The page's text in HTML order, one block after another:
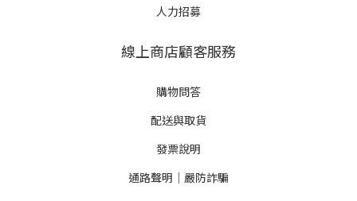
人力招募
線上商店顧客服務
購物問答
配送與取貨
發票說明
通路聲明｜嚴防詐騙